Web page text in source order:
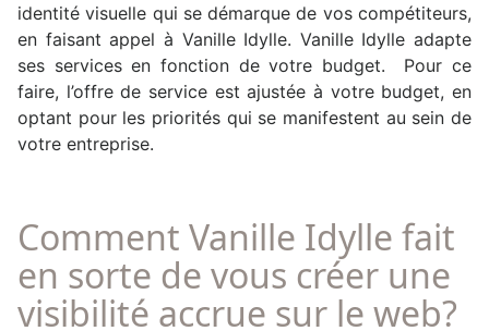
identité visuelle qui se démarque de vos compétiteurs,
en faisant appel à Vanille Idylle. Vanille Idylle adapte
ses services en fonction de votre budget. Pour ce
faire, l’offre de service est ajustée à votre budget, en
optant pour les priorités qui se manifestent au sein de
votre entreprise.
Comment Vanille Idylle fait
en sorte de vous créer une
visibilité accrue sur le web?